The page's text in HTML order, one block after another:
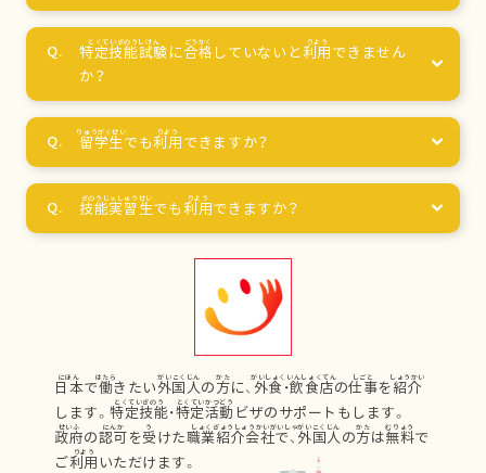
特定技能試験に合格 していないと利用 できません
か？
留学生でも利用 できますか？
技能実習生でも利用できますか？
日本で働きたい外国人の方に、 外食 ・飲食店の仕事を紹介
します。特定技能・特定活動 ビザのサポートもします。
政府の認可を受けた職業紹介会社で、 外国人の方は無料で
ご利用 いただけます。